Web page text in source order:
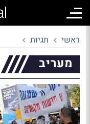
ראשי תגיות
מעריב